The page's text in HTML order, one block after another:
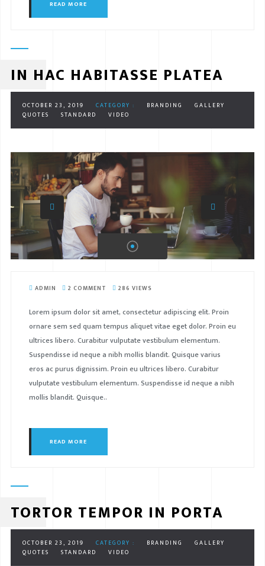
READ MORE
IN HAC HABITASSE PLATEA
OCTOBER 23, 2019 CATEGORY : BRANDING
GALLERY
QUOTES
STANDARD VIDEO
ADMIN 2 COMMENT 286 VIEWS
Lorem ipsum dolor sit amet, consectetur adipiscing elit. Proin
ornare sem sed quam tempus aliquet vitae eget dolor. Proin eu
ultrices libero. Curabitur vulputate vestibulum elementum.
Suspendisse id neque a nibh mollis blandit. Quisque varius
eros ac purus dignissim. Proin eu ultrices libero. Curabitur
vulputate vestibulum elementum. Suspendisse id neque a nibh
mollis blandit. Quisque..
READ MORE
TORTOR TEMPOR IN PORTA
OCTOBER 23, 2019 CATEGORY : BRANDING
GALLERY
QUOTES
STANDARD VIDEO